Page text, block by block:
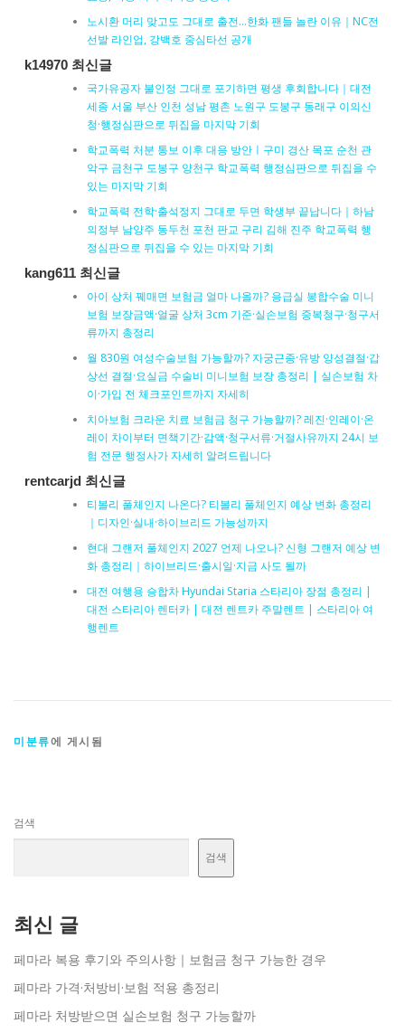
노시환 머리 맞고도 그대로 출전…한화 팬들 놀란 이유｜NC전
선발 라인업, 강백호 중심타선 공개
k14970 최신글
국가유공자 불인정 그대로 포기하면 평생 후회합니다｜대전
세종 서울 부산 인천 성남 평촌 노원구 도봉구 동래구 이의신
청·행정심판으로 뒤집을 마지막 기회
학교폭력 처분 통보 이후 대응 방안ㅣ구미 경산 목포 순천 관
악구 금천구 도봉구 양천구 학교폭력 행정심판으로 뒤집을 수
있는 마지막 기회
학교폭력 전학·출석정지 그대로 두면 학생부 끝납니다｜하남
의정부 남양주 동두천 포천 판교 구리 김해 진주 학교폭력 행
정심판으로 뒤집을 수 있는 마지막 기회
kang611 최신글
아이 상처 꿰매면 보험금 얼마 나올까? 응급실 봉합수술 미니
보험 보장금액·얼굴 상처 3cm 기준·실손보험 중복청구·청구서
류까지 총정리
월 830원 여성수술보험 가능할까? 자궁근종·유방 양성결절·갑
상선 결절·요실금 수술비 미니보험 보장 총정리 | 실손보험 차
이·가입 전 체크포인트까지 자세히
치아보험 크라운 치료 보험금 청구 가능할까? 레진·인레이·온
레이 차이부터 면책기간·감액·청구서류·거절사유까지 24시 보
험 전문 행정사가 자세히 알려드립니다
rentcarjd 최신글
티볼리 풀체인지 나온다? 티볼리 풀체인지 예상 변화 총정리
｜디자인·실내·하이브리드 가능성까지
현대 그랜저 풀체인지 2027 언제 나오나? 신형 그랜저 예상 변
화 총정리｜하이브리드·출시일·지금 사도 될까
대전 여행용 승합차 Hyundai Staria 스타리아 장점 총정리 |
대전 스타리아 렌터카 | 대전 렌트카 주말렌트 | 스타리아 여
행렌트
미분류에 게시됨
검색
검색
최신 글
페마라 복용 후기와 주의사항｜보험금 청구 가능한 경우
페마라 가격·처방비·보험 적용 총정리
페마라 처방받으면 실손보험 청구 가능할까